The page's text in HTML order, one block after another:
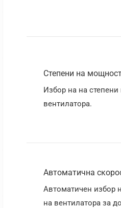
Степени на
Избор на на степени
вентилатора.
Автоматична
Автоматичен избор
на вентилатора за